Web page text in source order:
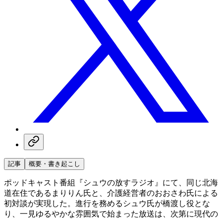
記事 概要・書き起こし
ポッドキャスト番組『シュウの放すラジオ』にて、同じ北海
道在住であるまりりん氏と、介護経営者のおおさわ氏による
初対談が実現した。進行を務めるシュウ氏が橋渡し役とな
り、一見ゆるやかな雰囲気で始まった放送は、次第に現代の